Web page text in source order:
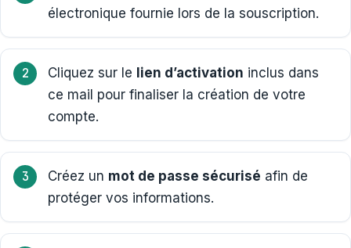
électronique fournie lors de la souscription.
Cliquez sur le lien d’activation inclus dans
ce mail pour finaliser la création de votre
compte.
Créez un mot de passe sécurisé afin de
protéger vos informations.